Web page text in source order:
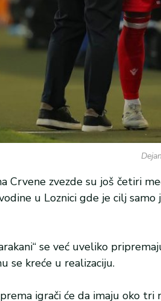
Crvene zvezde su još četiri
u Loznici gde je cilj
se već uveliko
se kreće u realizaciju.
igrači će da imaju oko